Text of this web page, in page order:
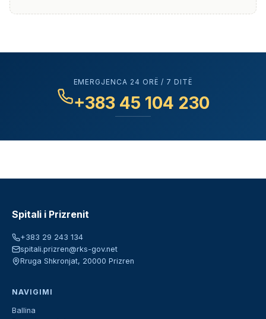
EMERGJENCA 24 ORË / 7 DITË
+383 45 104 230
Spitali i Prizrenit
+383 29 243 134
spitali.prizren@rks-gov.net
Rruga Shkronjat, 20000 Prizren
NAVIGIMI
Ballina